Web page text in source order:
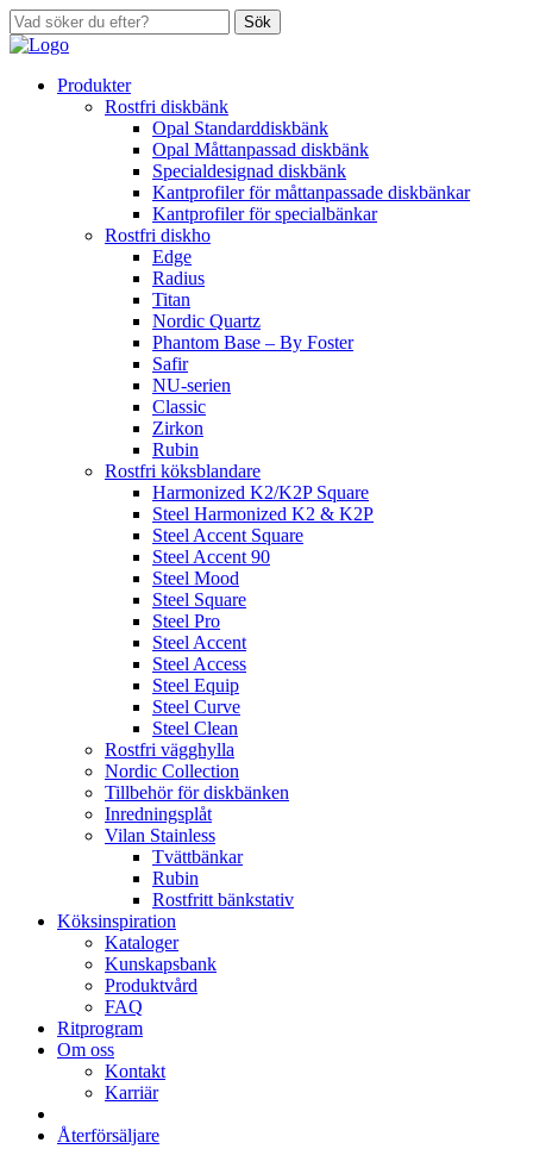
Sök
Produkter
Rostfri diskbänk
Opal Standarddiskbänk
Opal Måttanpassad diskbänk
Specialdesignad diskbänk
Kantprofiler för måttanpassade diskbänkar
Kantprofiler för specialbänkar
Rostfri diskho
Edge
Radius
Titan
Nordic Quartz
Phantom Base – By Foster
Safir
NU-serien
Classic
Zirkon
Rubin
Rostfri köksblandare
Harmonized K2/K2P Square
Steel Harmonized K2 & K2P
Steel Accent Square
Steel Accent 90
Steel Mood
Steel Square
Steel Pro
Steel Accent
Steel Access
Steel Equip
Steel Curve
Steel Clean
Rostfri vägghylla
Nordic Collection
Tillbehör för diskbänken
Inredningsplåt
Vilan Stainless
Tvättbänkar
Rubin
Rostfritt bänkstativ
Köksinspiration
Kataloger
Kunskapsbank
Produktvård
FAQ
Ritprogram
Om oss
Kontakt
Karriär
Återförsäljare